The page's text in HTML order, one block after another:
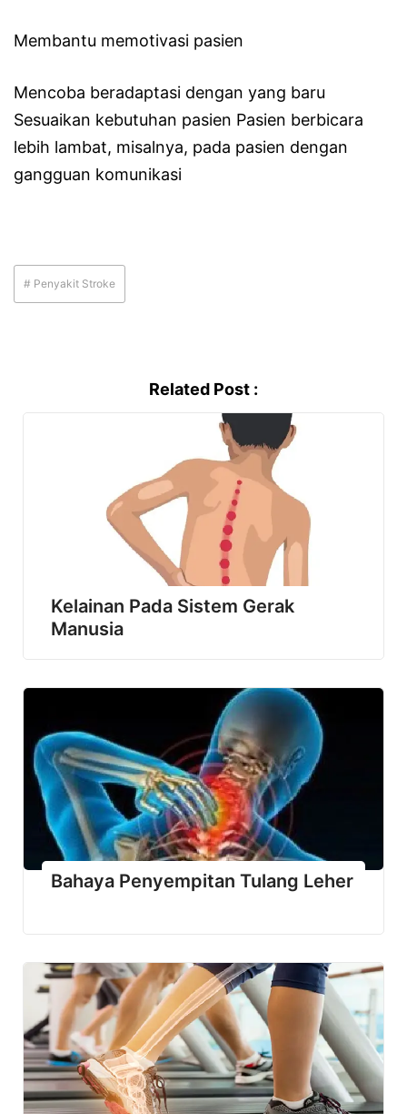
Membantu memotivasi pasien
Mencoba beradaptasi dengan yang baru
Sesuaikan kebutuhan pasien Pasien berbicara
lebih lambat, misalnya, pada pasien dengan
gangguan komunikasi
# Penyakit Stroke
Related Post :
Kelainan Pada Sistem Gerak
Manusia
Bahaya Penyempitan Tulang Leher